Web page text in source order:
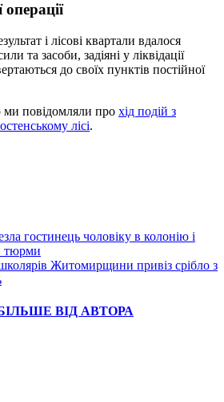
і лісові квартали вдалося
та засоби, задіяні у ліквідації
до своїх пунктів постійної
повідомляли про хід подій з
лісі.
гостинець чоловіку в колонію і
тюрми
Житомирщини привіз срібло з
ВІД АВТОРА